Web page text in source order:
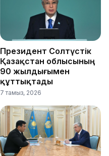
Президент Солтүстік
Қазақстан облысының
90 жылдығымен
құттықтады
7 тамыз, 2026